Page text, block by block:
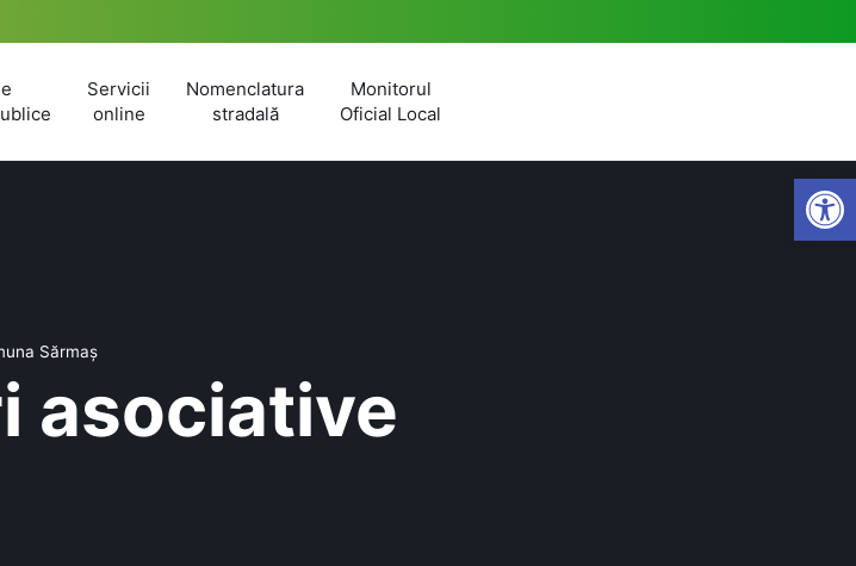
Servicii
online
Nomenclatura
stradală
Monitorul
Oficial Local
Sărmaș
asociative